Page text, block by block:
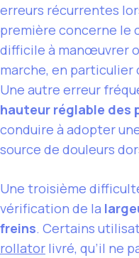
erreurs récurrentes
première concerne le
difficile à manœuvrer
marche, en particulier
Une autre erreur
hauteur réglable des
conduire à adopter
source de douleurs
Une troisième
vérification de la
freins. Certains
rollator livré, qu’il ne